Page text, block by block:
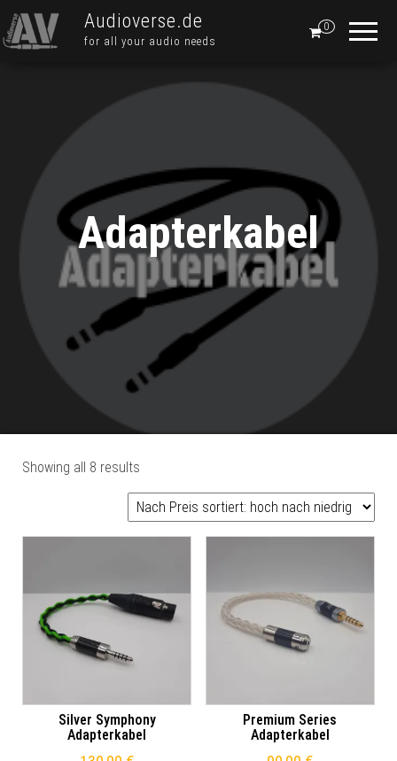
Audioverse.de
for all your audio needs
0
Adapterkabel
Showing all 8 results
Silver Symphony
Adapterkabel
Premium Series
Adapterkabel